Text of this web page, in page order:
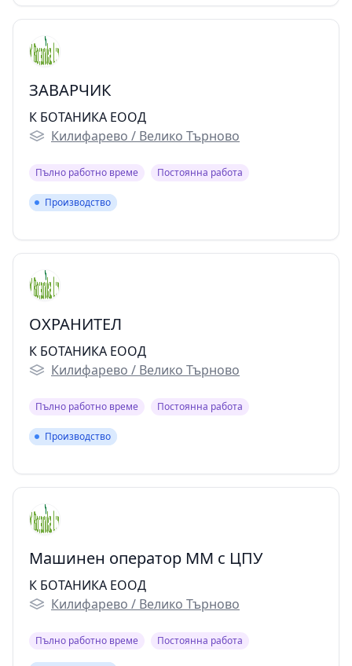
ЗАВАРЧИК
К БОТАНИКА ЕООД
Килифарево / Велико Търново
Пълно работно време Постоянна работа
Производство
Производство
ОХРАНИТЕЛ
К БОТАНИКА ЕООД
Килифарево / Велико Търново
Пълно работно време Постоянна работа
Производство
Производство
Машинен оператор ММ с ЦПУ
К БОТАНИКА ЕООД
Килифарево / Велико Търново
Пълно работно време Постоянна работа